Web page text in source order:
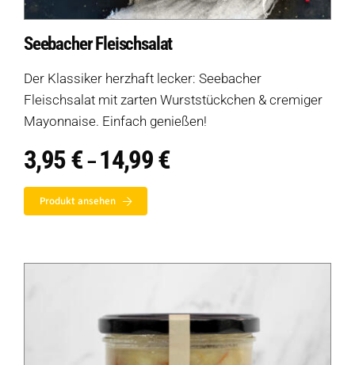
Seebacher Fleischsalat
Der Klassiker herzhaft lecker: Seebacher
Fleischsalat mit zarten Wurststückchen & cremiger
Mayonnaise. Einfach genießen!
3,95€ – 14,99€Preisspanne:
3,95 €
Produkt ansehen